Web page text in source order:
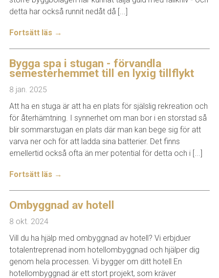
detta har också runnit nedåt då [...]
Fortsätt läs →
Bygga spa i stugan - förvandla
semesterhemmet till en lyxig tillflykt
8 jan. 2025
Att ha en stuga är att ha en plats för själslig rekreation och
för återhämtning. I synnerhet om man bor i en storstad så
blir sommarstugan en plats där man kan bege sig för att
varva ner och för att ladda sina batterier. Det finns
emellertid också ofta än mer potential för detta och i [...]
Fortsätt läs →
Ombyggnad av hotell
8 okt. 2024
Vill du ha hjälp med ombyggnad av hotell? Vi erbjduer
totalentreprenad inom hotellombyggnad och hjälper dig
genom hela processen. Vi bygger om ditt hotell En
hotellombyggnad är ett stort projekt, som kräver